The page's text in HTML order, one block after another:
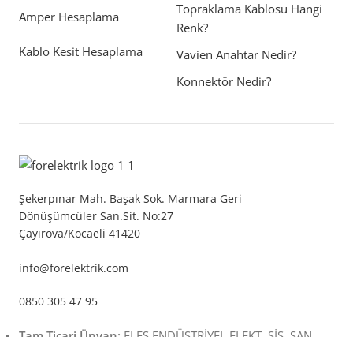
Amper Hesaplama
Kablo Kesit Hesaplama
Topraklama Kablosu Hangi
Renk?
Vavien Anahtar Nedir?
Konnektör Nedir?
Şekerpınar Mah. Başak Sok. Marmara Geri
Dönüşümcüler San.Sit. No:27
Çayırova/Kocaeli 41420
info@forelektrik.com
0850 305 47 95